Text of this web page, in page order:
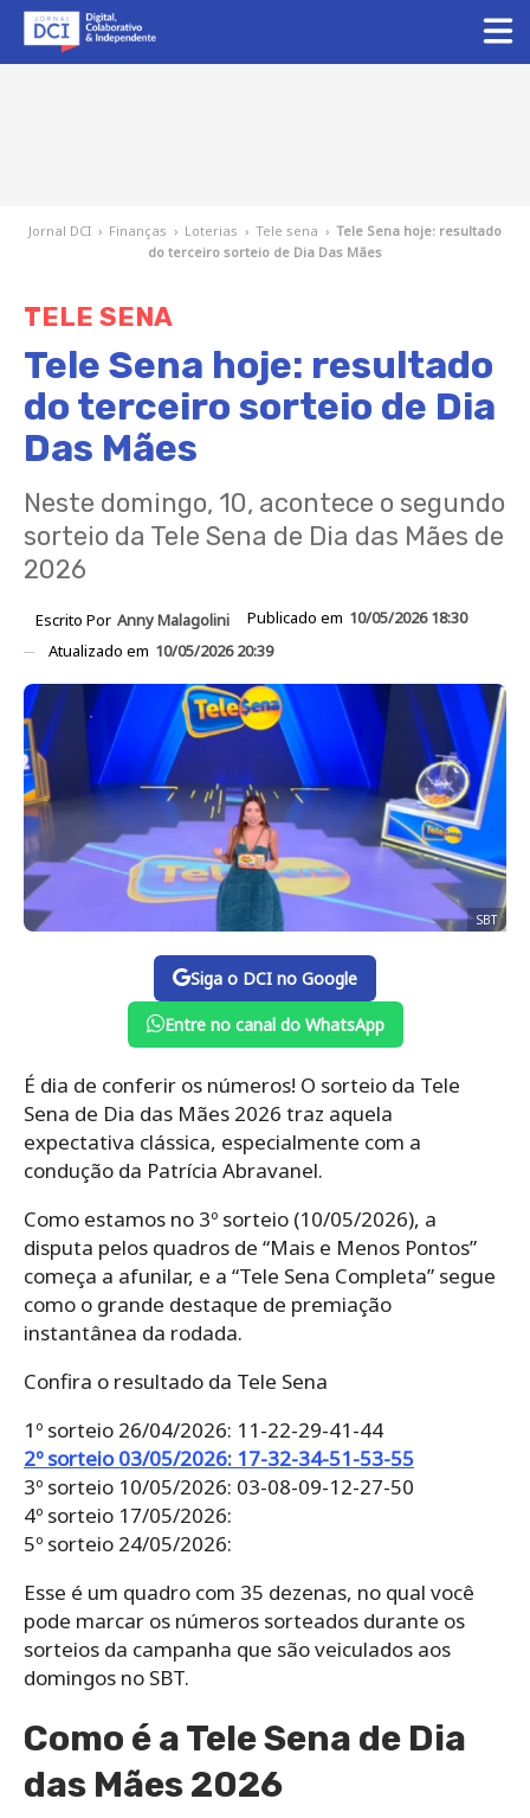
Jornal DCI › Finanças › Loterias › Tele sena › Tele Sena hoje: resultado
do terceiro sorteio de Dia Das Mães
TELE SENA
Tele Sena hoje: resultado
do terceiro sorteio de Dia
Das Mães
Neste domingo, 10, acontece o segundo
sorteio da Tele Sena de Dia das Mães de
2026
Escrito Por Anny Malagolini Publicado em 10/05/2026 18:30
Atualizado em 10/05/2026 20:39
SBT
Siga o DCI no Google
Entre no canal do WhatsApp
É dia de conferir os números! O sorteio da Tele
Sena de Dia das Mães 2026 traz aquela
expectativa clássica, especialmente com a
condução da Patrícia Abravanel.
Como estamos no 3º sorteio (10/05/2026), a
disputa pelos quadros de “Mais e Menos Pontos”
começa a afunilar, e a “Tele Sena Completa” segue
como o grande destaque de premiação
instantânea da rodada.
Confira o resultado da Tele Sena
1º sorteio 26/04/2026: 11-22-29-41-44
2º sorteio 03/05/2026: 17-32-34-51-53-55
3º sorteio 10/05/2026: 03-08-09-12-27-50
4º sorteio 17/05/2026:
5º sorteio 24/05/2026:
Esse é um quadro com 35 dezenas, no qual você
pode marcar os números sorteados durante os
sorteios da campanha que são veiculados aos
domingos no SBT.
Como é a Tele Sena de Dia
das Mães 2026